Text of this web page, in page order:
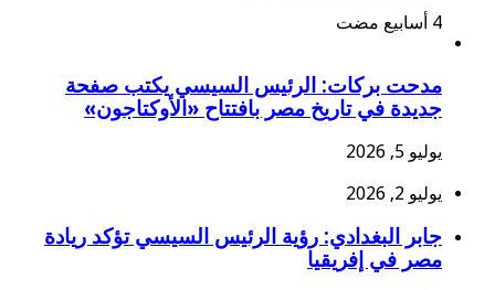
مدحت بركات: الرئيس السيسي يكتب صفحة
جديدة في تاريخ مصر بافتتاح «الأوكتاجون»
يوليو 5, 2026
يوليو 2, 2026
جابر البغدادي: رؤية الرئيس السيسي تؤكد ريادة
مصر في إفريقيا